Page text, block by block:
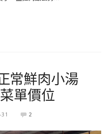
常鮮肉小湯
單價位
2